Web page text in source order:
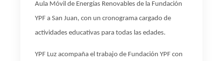
Aula Móvil de Energías Renovables de la Fundación
YPF a San Juan, con un cronograma cargado de
actividades educativas para todas las edades.
YPF Luz acompaña el trabajo de Fundación YPF con